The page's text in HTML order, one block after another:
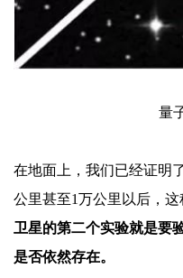
量
在地面上，我们已经证明
公里甚至1万公里以后，
卫星的第二个实验就是要
是否依然存在。